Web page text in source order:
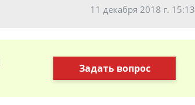
11 декабря 2018 г. 15:13
Задать вопрос